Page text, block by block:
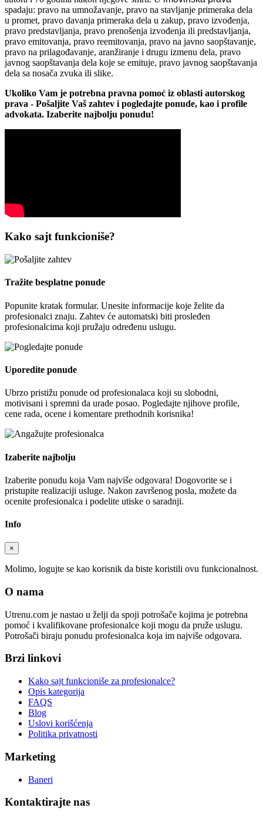
spadaju: pravo na umnožavanje, pravo na stavljanje primeraka dela
u promet, pravo davanja primeraka dela u zakup, pravo izvođenja,
pravo predstavljanja, pravo prenošenja izvođenja ili predstavljanja,
pravo emitovanja, pravo reemitovanja, pravo na javno saopštavanje,
pravo na prilagođavanje, aranžiranje i drugu izmenu dela, pravo
javnog saopštavanja dela koje se emituje, pravo javnog saopštavanja
dela sa nosača zvuka ili slike.
Ukoliko Vam je potrebna pravna pomoć iz oblasti autorskog
prava - Pošaljite Vaš zahtev i pogledajte ponude, kao i profile
advokata. Izaberite najbolju ponudu!
Kako sajt funkcioniše?
Tražite besplatne ponude
Popunite kratak formular. Unesite informacije koje želite da
profesionalci znaju. Zahtev će automatski biti prosleđen
profesionalcima koji pružaju određenu uslugu.
Uporedite ponude
Ubrzo pristižu ponude od profesionalaca koji su slobodni,
motivisani i spremni da urade posao. Pogledajte njihove profile,
cene rada, ocene i komentare prethodnih korisnika!
Izaberite najbolju
Izaberite ponudu koja Vam najviše odgovara! Dogovorite se i
pristupite realizaciji usluge. Nakon završenog posla, možete da
ocenite profesionalca i podelite utiske o saradnji.
Info
×
Molimo, logujte se kao korisnik da biste koristili ovu funkcionalnost.
O nama
Utrenu.com je nastao u želji da spoji potrošače kojima je potrebna
pomoć i kvalifikovane profesionalce koji mogu da pruže uslugu.
Potrošači biraju ponudu profesionalca koja im najviše odgovara.
Brzi linkovi
Kako sajt funkcioniše za profesionalce?
Opis kategorija
FAQS
Blog
Uslovi korišćenja
Politika privatnosti
Marketing
Baneri
Kontaktirajte nas